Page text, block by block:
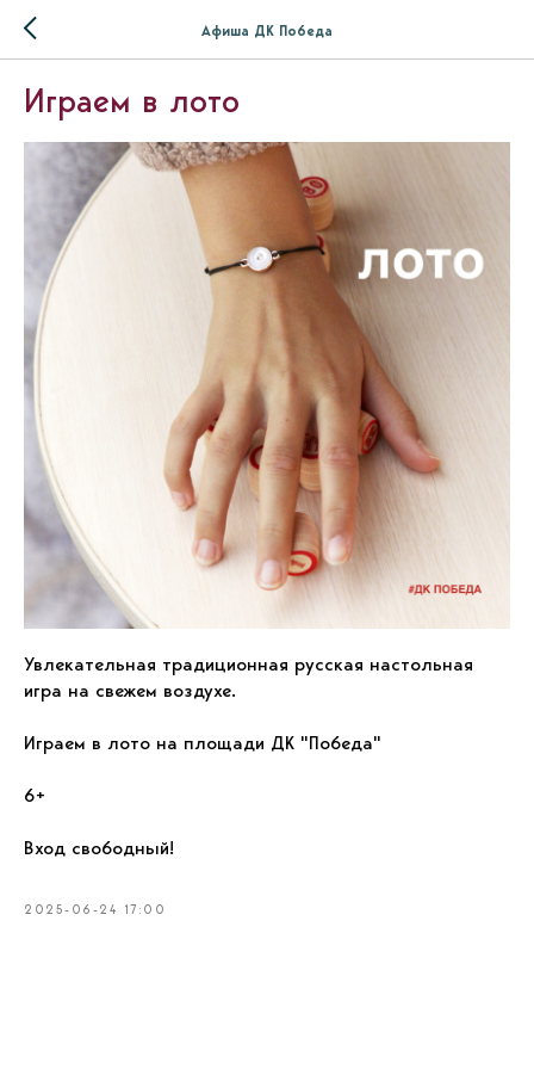
Афиша ДК Победа
Играем в лото
Увлекательная традиционная русская настольная
игра на свежем воздухе.
Играем в лото на площади ДК "Победа"
6+
Вход свободный!
2025-06-24 17:00